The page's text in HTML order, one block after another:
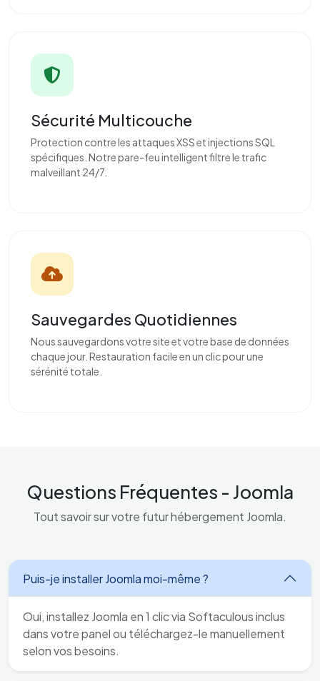
Sécurité Multicouche
Protection contre les attaques XSS et injections SQL
spécifiques. Notre pare-feu intelligent filtre le trafic
malveillant 24/7.
Sauvegardes Quotidiennes
Nous sauvegardons votre site et votre base de données
chaque jour. Restauration facile en un clic pour une
sérénité totale.
Questions Fréquentes - Joomla
Tout savoir sur votre futur hébergement Joomla.
Puis-je installer Joomla moi-même ?
Oui, installez Joomla en 1 clic via Softaculous inclus
dans votre panel ou téléchargez-le manuellement
selon vos besoins.